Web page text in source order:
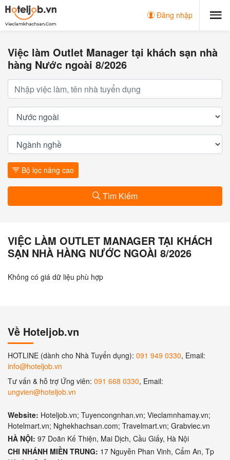
Đăng nhập
Việc làm Outlet Manager tại khách sạn nhà
hàng Nước ngoài 8/2026
Bộ lọc nâng cao
Tìm Kiếm
VIỆC LÀM OUTLET MANAGER TẠI KHÁCH
SẠN NHÀ HÀNG NƯỚC NGOÀI 8/2026
Không có giá dữ liệu phù hợp
Về Hoteljob.vn
HOTLINE (dành cho Nhà Tuyển dụng): 091 949 0330, Email:
info@hoteljob.vn
Tư vấn & hỗ trợ Ứng viên: 091 668 0330, Email:
ungvien@hoteljob.vn
Website: Hoteljob.vn; Tuyencongnhan.vn; Vieclamnhamay.vn;
Hotelmart.vn; Nghekhachsan.com; Travelmart.vn; Grabviec.vn
HÀ NỘI: 97 Doãn Kế Thiện, Mai Dịch, Cầu Giấy, Hà Nội
CHI NHÁNH MIỀN TRUNG: 17 Nguyễn Phan Vinh, Cẩm An, Tp